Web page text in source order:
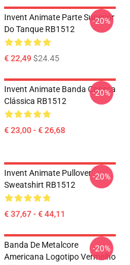
Invent Animate Parte Superior
Do Tanque RB1512
€ 22,49$24.45
-20%
Invent Animate Banda Caneca
Clássica RB1512
€ 23,00 - € 26,68
-20%
Invent Animate Pullover
Sweatshirt RB1512
€ 37,67 - € 44,11
-20%
Banda De Metalcore
Americana Logotipo Vermelho
-20%